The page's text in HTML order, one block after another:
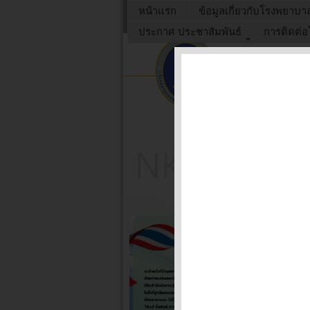
หน้าแรก ข้อมูลเกี่ยวกับโรงพยาบา
ประกาศ ประชาสัมพันธ์
การติดต่อ